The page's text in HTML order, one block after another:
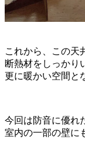
これから、この天
断熱材をしっかり
更に暖かい空間と
今回は防音に優れ
室内の一部の壁に